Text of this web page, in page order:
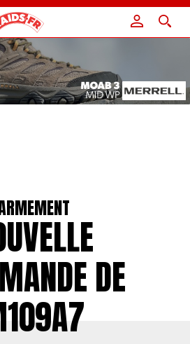
DE